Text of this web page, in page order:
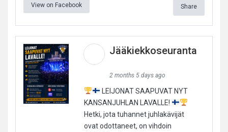
View on Facebook Share
Jääkiekkoseuranta
2 months 5 days ago
LEIJONAT SAAPUVAT NYT
KANSANJUHLAN LAVALLE!
Hetki, jota tuhannet juhlakävijät
ovat odottaneet, on vihdoin